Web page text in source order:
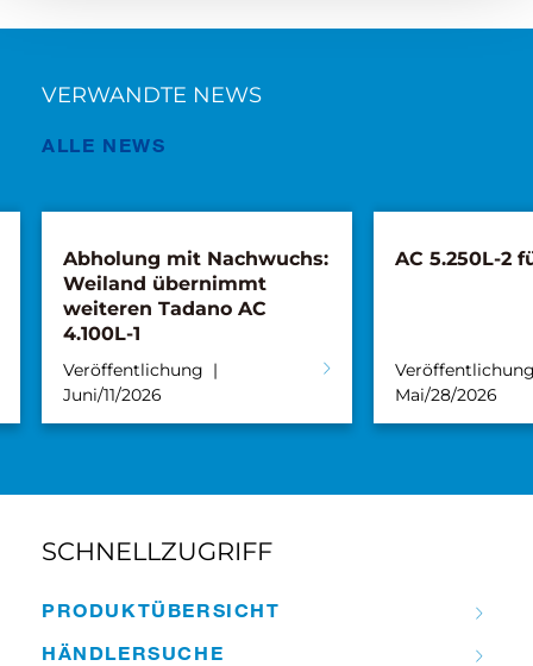
VERWANDTE NEWS
ALLE NEWS
Abholung mit Nachwuchs:
Weiland übernimmt
weiteren Tadano AC
4.100L-1
Veröffentlichung
Juni/11/2026
AC 5.250L-2
Mai/28/2026
SCHNELLZUGRIFF
PRODUKT­ÜBERSICHT
HÄNDLER­­SUCHE